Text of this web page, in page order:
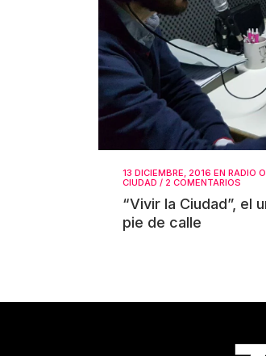
13 DICIEMBRE, 2016 EN RADIO
CIUDAD / 2 COMENTARIOS
“Vivir la Ciudad”, el
pie de calle